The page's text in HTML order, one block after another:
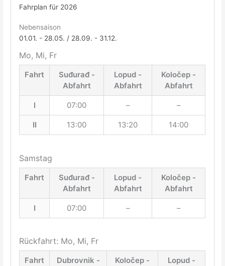
Fahrplan für 2026
Nebensaison
01.01. - 28.05. / 28.09. - 31.12.
Mo, Mi, Fr
Fahrt
Suđurađ -
Abfahrt
Lopud -
Abfahrt
Koločep -
Abfahrt
I 07:00 – –
II 13:00 13:20 14:00
Samstag
Fahrt
Suđurađ -
Abfahrt
Lopud -
Abfahrt
Koločep -
Abfahrt
I 07:00 – –
Rückfahrt: Mo, Mi, Fr
Fahrt
Dubrovnik -
Koločep -
Lopud -